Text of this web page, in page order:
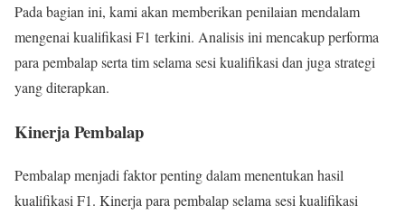
Pada bagian ini, kami akan memberikan penilaian mendalam
mengenai kualifikasi F1 terkini. Analisis ini mencakup performa
para pembalap serta tim selama sesi kualifikasi dan juga strategi
yang diterapkan.
Kinerja Pembalap
Pembalap menjadi faktor penting dalam menentukan hasil
kualifikasi F1. Kinerja para pembalap selama sesi kualifikasi